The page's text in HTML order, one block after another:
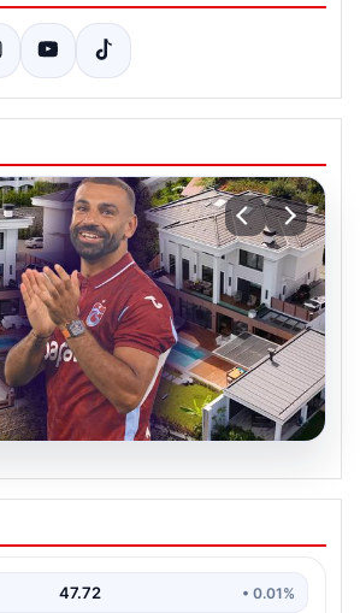
yaşayacağı lüks
Resmen yok yok…
47.72 • 0.01%